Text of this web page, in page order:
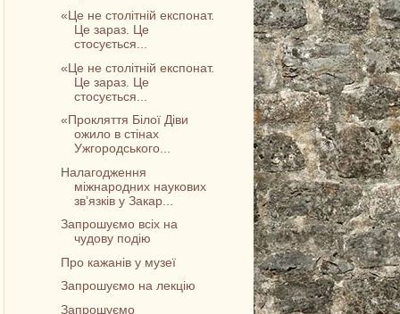
«Це не столітній експонат.
Це зараз. Це
стосується...
«Це не столітній експонат.
Це зараз. Це
стосується...
«Прокляття Білої Діви
ожило в стінах
Ужгородського...
Налагодження
міжнародних наукових
зв’язків у Закар...
Запрошуємо всіх на
чудову подію
Про кажанів у музеї
Запрошуємо на лекцію
Запрошуємо